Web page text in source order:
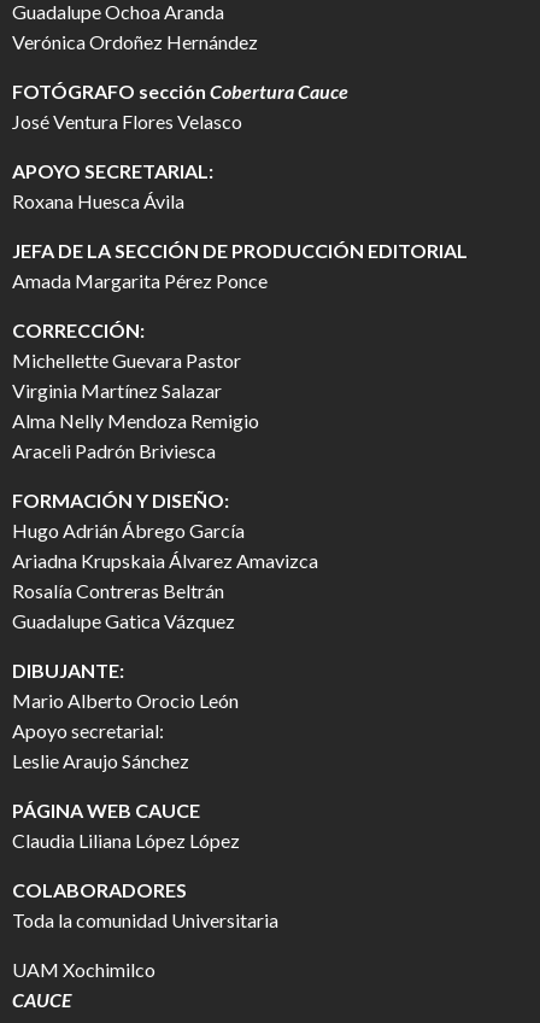
Guadalupe Ochoa Aranda
Verónica Ordoñez Hernández
FOTÓGRAFO sección Cobertura Cauce
José Ventura Flores Velasco
APOYO SECRETARIAL:
Roxana Huesca Ávila
JEFA DE LA SECCIÓN DE PRODUCCIÓN EDITORIAL
Amada Margarita Pérez Ponce
CORRECCIÓN:
Michellette Guevara Pastor
Virginia Martínez Salazar
Alma Nelly Mendoza Remigio
Araceli Padrón Briviesca
FORMACIÓN Y DISEÑO:
Hugo Adrián Ábrego García
Ariadna Krupskaia Álvarez Amavizca
Rosalía Contreras Beltrán
Guadalupe Gatica Vázquez
DIBUJANTE:
Mario Alberto Orocio León
Apoyo secretarial:
Leslie Araujo Sánchez
PÁGINA WEB CAUCE
Claudia Liliana López López
COLABORADORES
Toda la comunidad Universitaria
UAM Xochimilco
CAUCE